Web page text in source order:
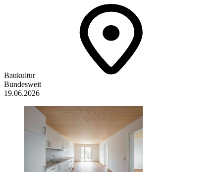
Baukultur
Bundesweit
19.06.2026